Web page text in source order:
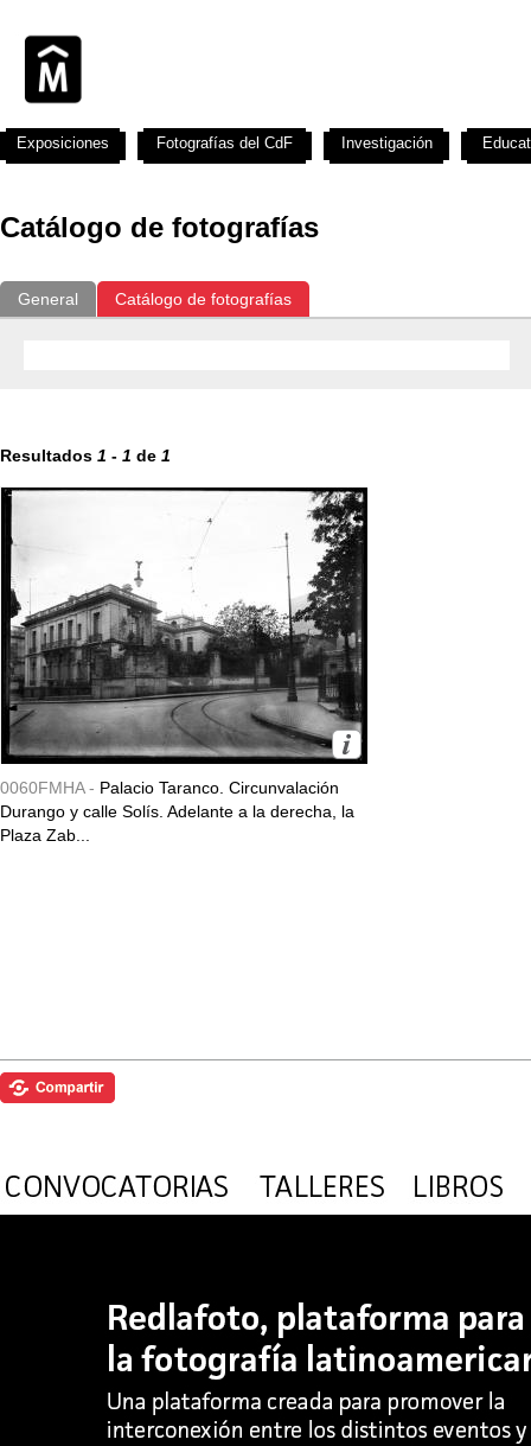
Catálogo de fotografías
General Catálogo de fotografías
Resultados 1 - 1 de 1
0060FMHA - Palacio Taranco. Circunvalación
Durango y calle Solís. Adelante a la derecha, la
Plaza Zab...
Exposiciones Fotografías del CdF Investigación